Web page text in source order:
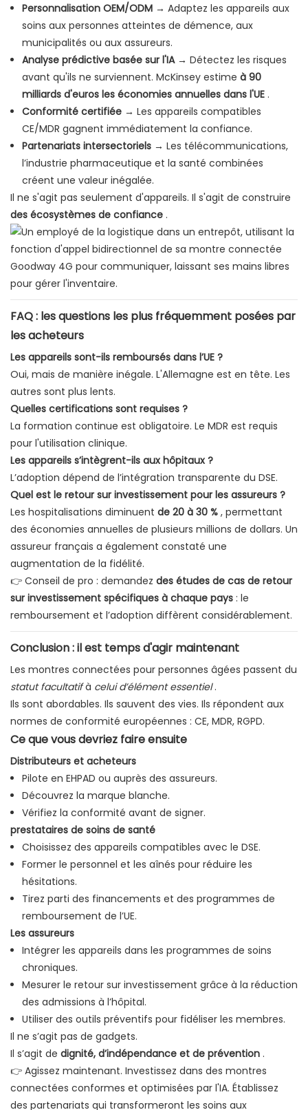
Personnalisation OEM/ODM→ Adaptez les appareils aux
soins aux personnes atteintes de démence, aux
municipalités ou aux assureurs.
Analyse prédictive basée sur l'IA→ Détectez les risques
avant qu'ils ne surviennent. McKinsey estime à 90
milliards d'euros les économies annuelles dans l'UE.
Conformité certifiée→ Les appareils compatibles
CE/MDR gagnent immédiatement la confiance.
Partenariats intersectoriels→ Les télécommunications,
l’industrie pharmaceutique et la santé combinées
créent une valeur inégalée.
Il ne s'agit pas seulement d'appareils. Il s'agit de construire
des écosystèmes de confiance .
FAQ : les questions les plus fréquemment posées par
les acheteurs
Les appareils sont-ils remboursés dans l’UE ?
Oui, mais de manière inégale. L'Allemagne est en tête. Les
autres sont plus lents.
Quelles certifications sont requises ?
La formation continue est obligatoire. Le MDR est requis
pour l'utilisation clinique.
Les appareils s’intègrent-ils aux hôpitaux ?
L’adoption dépend de l’intégration transparente du DSE.
Quel est le retour sur investissement pour les assureurs ?
Les hospitalisations diminuent de 20 à 30 % , permettant
des économies annuelles de plusieurs millions de dollars. Un
assureur français a également constaté une
augmentation de la fidélité.
👉 Conseil de pro : demandez des études de cas de retour
sur investissement spécifiques à chaque pays : le
remboursement et l’adoption diffèrent considérablement.
Conclusion : il est temps d'agir maintenant
Les montres connectées pour personnes âgées passent du
statut facultatifà celui d’élément essentiel.
Ils sont abordables. Ils sauvent des vies. Ils répondent aux
normes de conformité européennes : CE, MDR, RGPD.
Ce que vous devriez faire ensuite
Distributeurs et acheteurs
Pilote en EHPAD ou auprès des assureurs.
Découvrez la marque blanche.
Vérifiez la conformité avant de signer.
prestataires de soins de santé
Choisissez des appareils compatibles avec le DSE.
Former le personnel et les aînés pour réduire les
hésitations.
Tirez parti des financements et des programmes de
remboursement de l’UE.
Les assureurs
Intégrer les appareils dans les programmes de soins
chroniques.
Mesurer le retour sur investissement grâce à la réduction
des admissions à l’hôpital.
Utiliser des outils préventifs pour fidéliser les membres.
Il ne s’agit pas de gadgets.
Il s’agit de dignité, d’indépendance et de prévention .
👉 Agissez maintenant. Investissez dans des montres
connectées conformes et optimisées par l'IA. Établissez
des partenariats qui transformeront les soins aux